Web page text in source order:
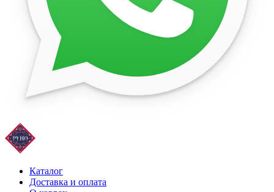
Каталог
Доставка и оплата